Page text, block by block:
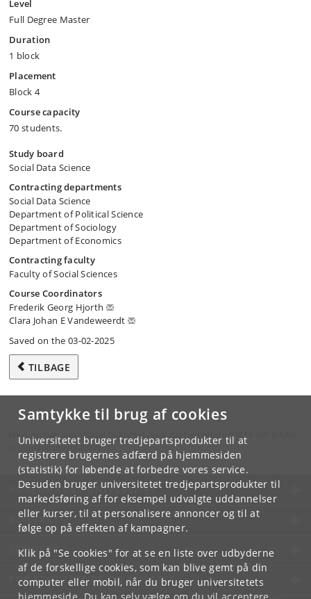
Samtykke til brug af cookies
Universitetet bruger tredjepartsprodukter til at
registrere brugernes adfærd på hjemmesiden
(statistik) for løbende at forbedre vores service.
Desuden bruger universitetet tredjepartsprodukter til
markedsføring af for eksempel udvalgte uddannelser
eller kurser, til at personalisere annoncer og til at
følge op på effekten af kampagner.
Klik på "Se cookies" for at se en liste over udbyderne
af de forskellige cookies, som kan blive gemt på din
computer eller mobil, når du bruger universitetets
Level
Full Degree Master
Duration
1 block
Placement
Block 4
Course capacity
70 students.
Study board
Social Data Science
Contracting departments
Social Data Science
Department of Political Science
Department of Sociology
Department of Economics
Contracting faculty
Faculty of Social Sciences
Course Coordinators
Frederik Georg Hjorth
Clara Johan E Vandeweerdt
Saved on the 03-02-2025
TILBAGE
Hvis du har spørgsmål til kurset, skal du henvende dig til din lokale
studieadministration.
KØBENHAVNS UNIVERSITET
KONTAKT
SERVICES
FOR STUDERENDE OG ANSATTE